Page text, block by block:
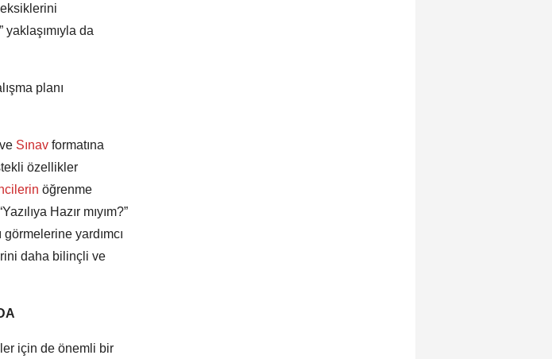
yaklaşımıyla da
planı
Sınav formatına
özellikler
öğrenme
Hazır mıyım?”
yardımcı
daha bilinçli ve
için de önemli bir